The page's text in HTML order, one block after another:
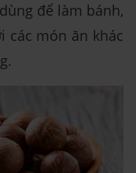
để làm bánh,
các món ăn khác